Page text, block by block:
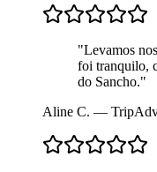
"Levamos
foi tranquilo,
do Sancho."
Aline C. —